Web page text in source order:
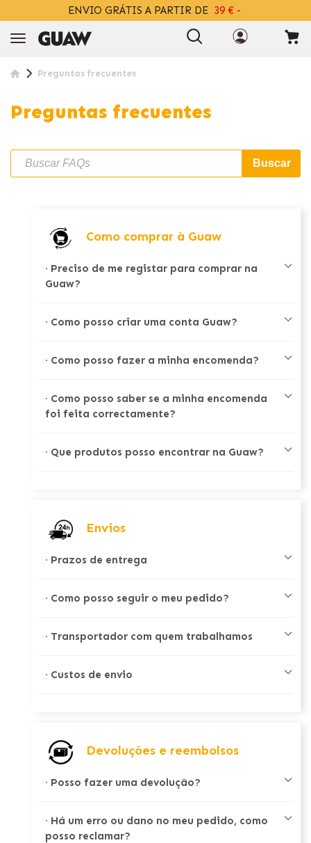
ENVIO GRÁTIS A PARTIR DE 39 € -
Preguntas frecuentes
Preguntas frecuentes
Buscar
Como comprar à Guaw
· Preciso de me registar para comprar na
Guaw?
· Como posso criar uma conta Guaw?
· Como posso fazer a minha encomenda?
· Como posso saber se a minha encomenda
foi feita correctamente?
· Que produtos posso encontrar na Guaw?
Envios
· Prazos de entrega
· Como posso seguir o meu pedido?
· Transportador com quem trabalhamos
· Custos de envio
Devoluções e reembolsos
· Posso fazer uma devolução?
· Há um erro ou dano no meu pedido, como
posso reclamar?